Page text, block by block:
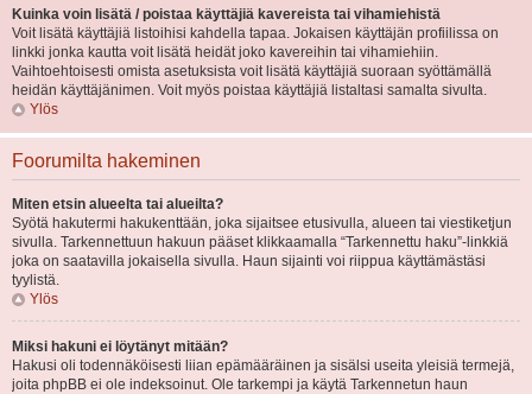
Kuinka voin lisätä / poistaa käyttäjiä kavereista tai vihamiehistä
Voit lisätä käyttäjiä listoihisi kahdella tapaa. Jokaisen käyttäjän profiilissa on
linkki jonka kautta voit lisätä heidät joko kavereihin tai vihamiehiin.
Vaihtoehtoisesti omista asetuksista voit lisätä käyttäjiä suoraan syöttämällä
heidän käyttäjänimen. Voit myös poistaa käyttäjiä listaltasi samalta sivulta.
Ylös
Foorumilta hakeminen
Miten etsin alueelta tai alueilta?
Syötä hakutermi hakukenttään, joka sijaitsee etusivulla, alueen tai viestiketjun
sivulla. Tarkennettuun hakuun pääset klikkaamalla “Tarkennettu haku”-linkkiä
joka on saatavilla jokaisella sivulla. Haun sijainti voi riippua käyttämästäsi
tyylistä.
Ylös
Miksi hakuni ei löytänyt mitään?
Hakusi oli todennäköisesti liian epämääräinen ja sisälsi useita yleisiä termejä,
joita phpBB ei ole indeksoinut. Ole tarkempi ja käytä Tarkennetun haun